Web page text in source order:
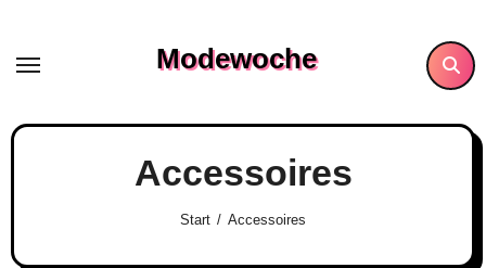
content
Modewoche
Accessoires
Start Accessoires